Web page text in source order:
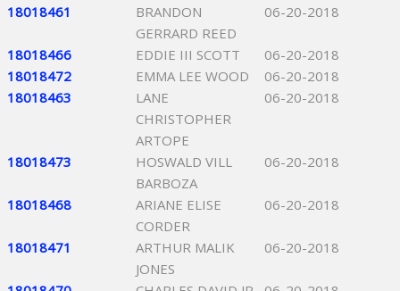
18018461
BRANDON
GERRARD REED
06-20-2018
18018466 EDDIE III SCOTT
06-20-2018
18018472
EMMA LEE WOOD
06-20-2018
18018463
LANE
CHRISTOPHER
ARTOPE
06-20-2018
18018473
HOSWALD VILL
BARBOZA
06-20-2018
18018468
ARIANE ELISE
CORDER
06-20-2018
18018471
ARTHUR MALIK
JONES
06-20-2018